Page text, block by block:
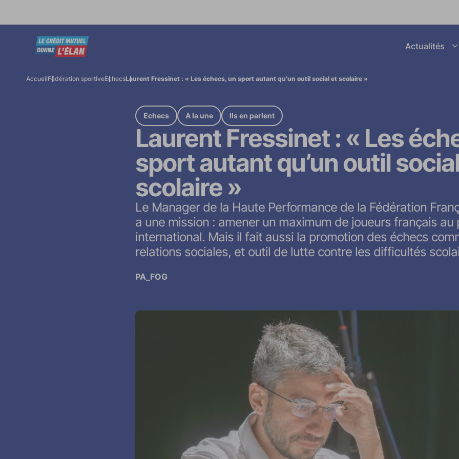
Actualités next_page
AccueilFédération sportiveEchecsLaurent Fressinet : « Les échecs, un sport autant qu’un outil social et scolaire »
Echecs A la une Ils en parlent
Laurent Fressinet : « Les
sport autant qu’un outil
scolaire »
Le Manager de la Haute Performance de la Fédération
a une mission : amener un maximum de joueurs français au
international. Mais il fait aussi la promotion des échecs
relations sociales, et outil de lutte contre les difficultés
PA_FOG